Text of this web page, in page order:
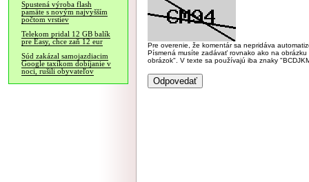
Spustená výroba flash
pamäte s novým najvyšším
počtom vrstiev
Telekom pridal 12 GB balík
pre Easy, chce zaň 12 eur
Súd zakázal samojazdiacim
Google taxíkom dobíjanie v
noci, rušili obyvateľov
Pre overenie, že komentár sa nepridáva
Písmená musíte zadávať rovnako ako na
obrázok". V texte sa používajú iba znaky